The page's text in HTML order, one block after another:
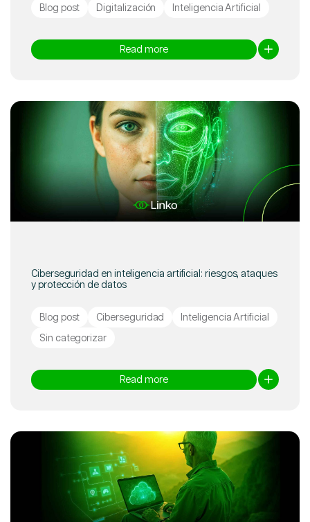
Blog post Digitalización Inteligencia Artificial
Read more
Ciberseguridad en inteligencia artificial: riesgos, ataques
y protección de datos
Blog post Ciberseguridad
Inteligencia Artificial
Sin categorizar
Read more